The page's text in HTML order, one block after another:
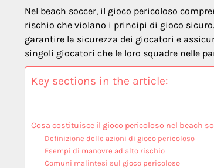
Nel beach soccer, il gioco pericoloso
rischio che violano i principi di gioco
garantire la sicurezza dei giocatori e
singoli giocatori che le loro squadre nelle
Key sections in the article:
Cosa costituisce il gioco pericoloso nel beach
Definizione delle azioni di gioco pericoloso
Esempi di manovre ad alto rischio
Comuni malintesi sul gioco pericoloso